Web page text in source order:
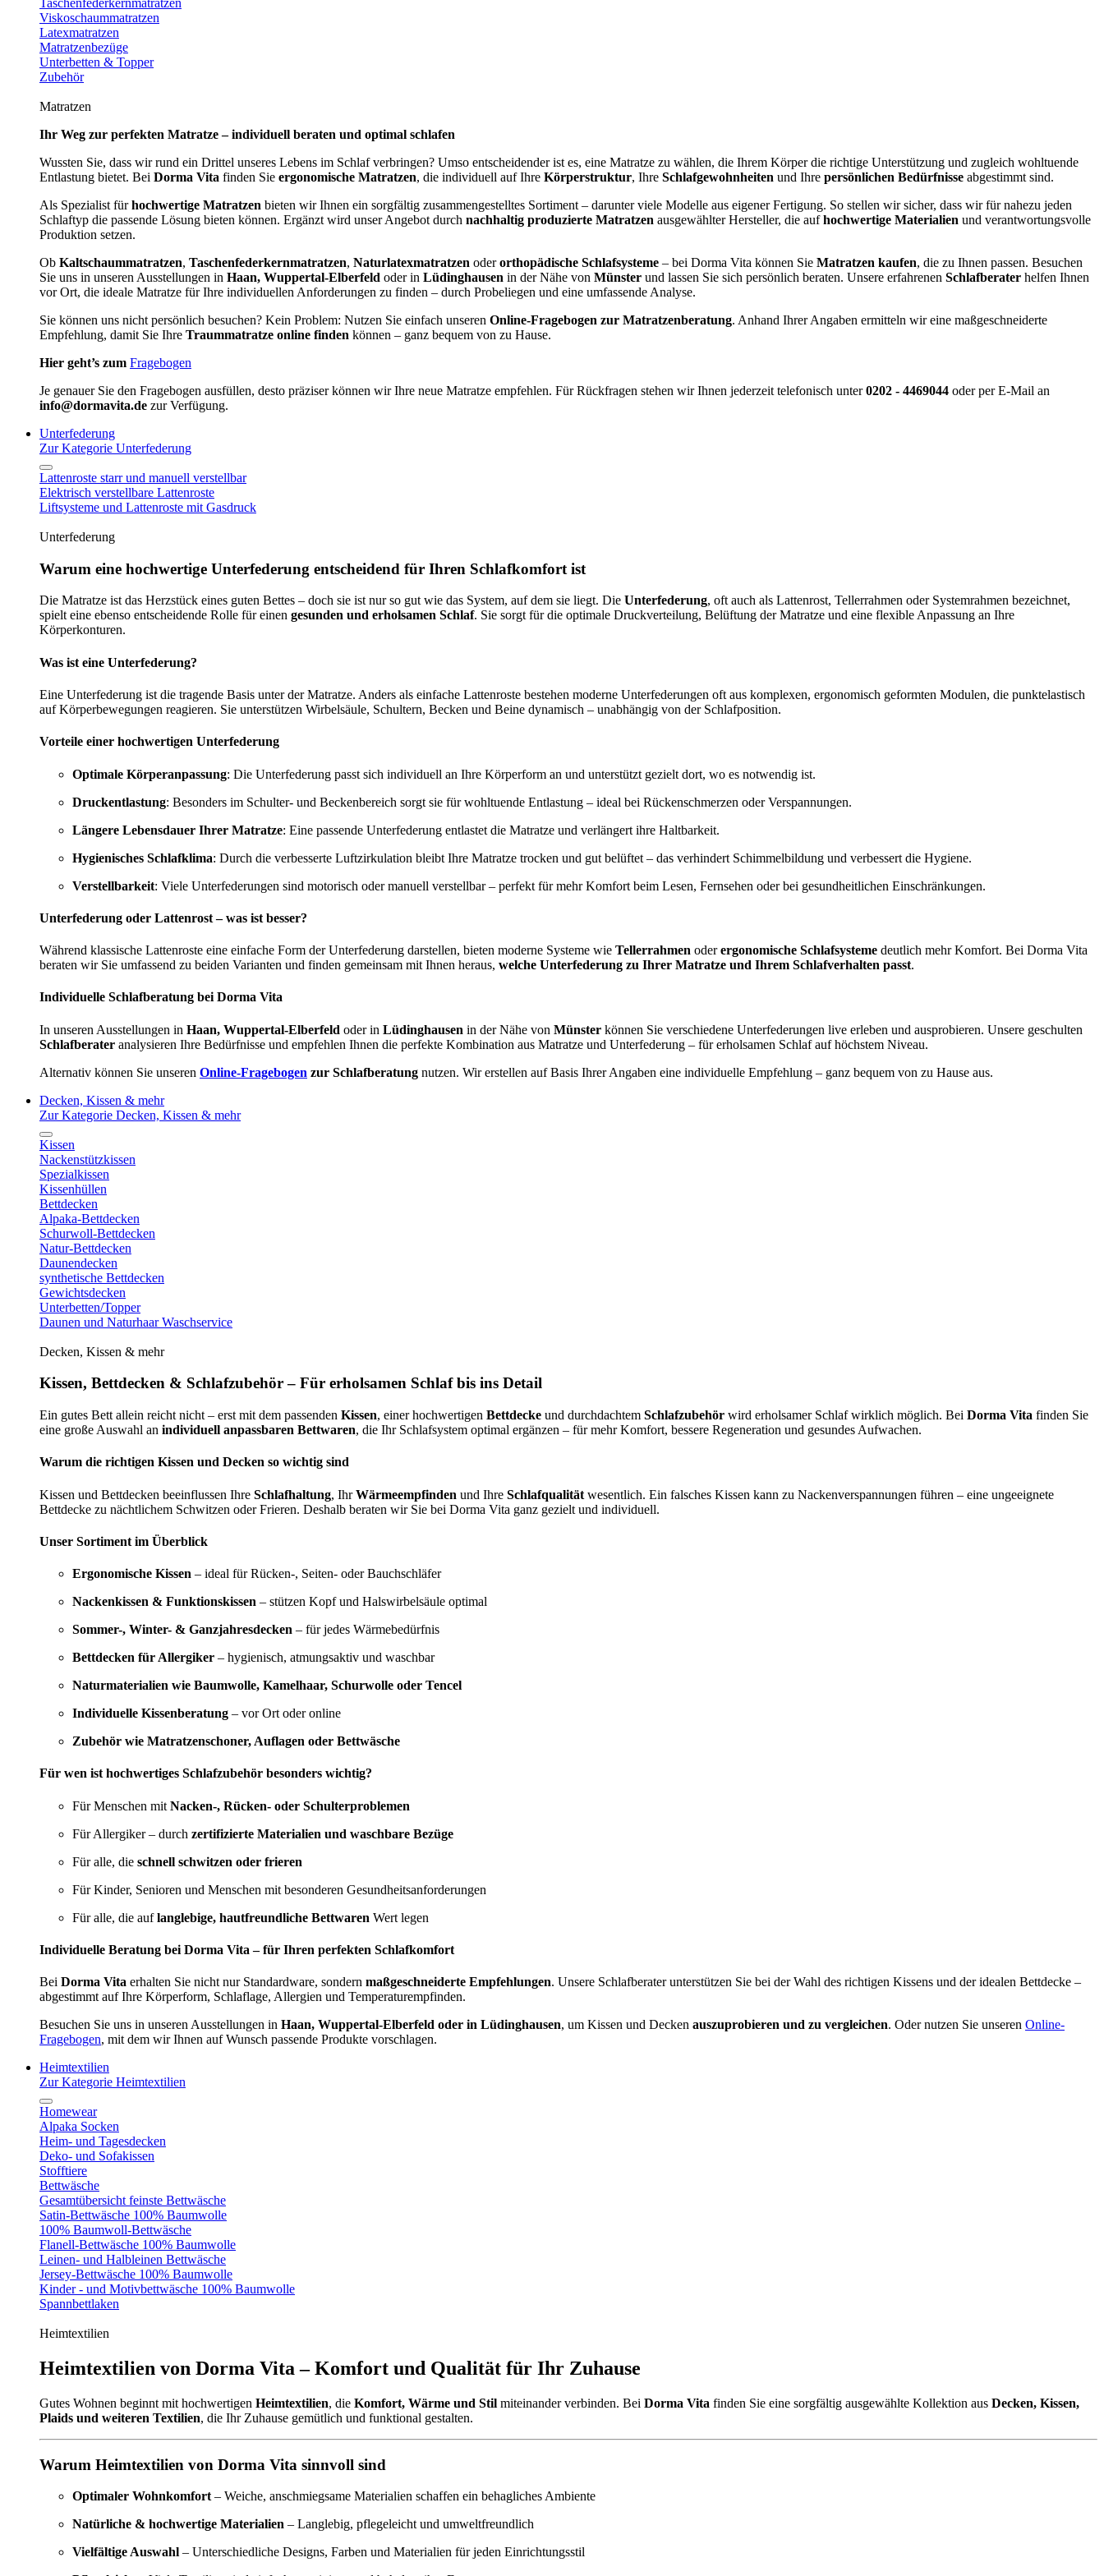
Taschenfederkernmatratzen
Viskoschaummatratzen
Latexmatratzen
Matratzenbezüge
Unterbetten & Topper
Zubehör
Matratzen
Ihr Weg zur perfekten Matratze – individuell beraten und optimal schlafen
Wussten Sie, dass wir rund ein Drittel unseres Lebens im Schlaf verbringen? Umso entscheidender ist es, eine Matratze zu wählen, die Ihrem Körper die richtige Unterstützung und zugleich wohltuende
Entlastung bietet. Bei Dorma Vita finden Sie ergonomische Matratzen, die individuell auf Ihre Körperstruktur, Ihre Schlafgewohnheiten und Ihre persönlichen Bedürfnisse abgestimmt sind.
Als Spezialist fürhochwertige Matratzen bieten wir Ihnen ein sorgfältig zusammengestelltes Sortiment – darunter viele Modelle aus eigener Fertigung. So stellen wir sicher, dass wir für nahezu jeden
Schlaftyp die passende Lösung bieten können. Ergänzt wird unser Angebot durch nachhaltig produzierte Matratzen ausgewählter Hersteller, die aufhochwertige Materialien und verantwortungsvolle
Produktion setzen.
Ob Kaltschaummatratzen, Taschenfederkernmatratzen, Naturlatexmatratzen oderorthopädische Schlafsysteme – bei Dorma Vita können Sie Matratzen kaufen, die zu Ihnen passen. Besuchen
Sie uns in unseren Ausstellungen in Haan, Wuppertal-Elberfeld oder in Lüdinghausen in der Nähe von Münster und lassen Sie sich persönlich beraten. Unsere erfahrenen Schlafberater helfen Ihnen
vor Ort, die ideale Matratze für Ihre individuellen Anforderungen zu finden – durch Probeliegen und eine umfassende Analyse.
Sie können uns nicht persönlich besuchen? Kein Problem: Nutzen Sie einfach unseren Online-Fragebogen zur Matratzenberatung. Anhand Ihrer Angaben ermitteln wir eine maßgeschneiderte
Empfehlung, damit Sie Ihre Traummatratze online finden können – ganz bequem von zu Hause.
Hier geht’s zum Fragebogen
Je genauer Sie den Fragebogen ausfüllen, desto präziser können wir Ihre neue Matratze empfehlen. Für Rückfragen stehen wir Ihnen jederzeit telefonisch unter0202 - 4469044 oder per E-Mail an
info@dormavita.de zur Verfügung.
Unterfederung
Zur Kategorie Unterfederung
Lattenroste starr und manuell verstellbar
Elektrisch verstellbare Lattenroste
Liftsysteme und Lattenroste mit Gasdruck
Unterfederung
Warum eine hochwertige Unterfederung entscheidend für Ihren Schlafkomfort ist
Die Matratze ist das Herzstück eines guten Bettes – doch sie ist nur so gut wie das System, auf dem sie liegt. Die Unterfederung, oft auch als Lattenrost, Tellerrahmen oder Systemrahmen bezeichnet,
spielt eine ebenso entscheidende Rolle für einen gesunden und erholsamen Schlaf. Sie sorgt für die optimale Druckverteilung, Belüftung der Matratze und eine flexible Anpassung an Ihre
Körperkonturen.
Was ist eine Unterfederung?
Eine Unterfederung ist die tragende Basis unter der Matratze. Anders als einfache Lattenroste bestehen moderne Unterfederungen oft aus komplexen, ergonomisch geformten Modulen, die punktelastisch
auf Körperbewegungen reagieren. Sie unterstützen Wirbelsäule, Schultern, Becken und Beine dynamisch – unabhängig von der Schlafposition.
Vorteile einer hochwertigen Unterfederung
Optimale Körperanpassung: Die Unterfederung passt sich individuell an Ihre Körperform an und unterstützt gezielt dort, wo es notwendig ist.
Druckentlastung: Besonders im Schulter- und Beckenbereich sorgt sie für wohltuende Entlastung – ideal bei Rückenschmerzen oder Verspannungen.
Längere Lebensdauer Ihrer Matratze: Eine passende Unterfederung entlastet die Matratze und verlängert ihre Haltbarkeit.
Hygienisches Schlafklima: Durch die verbesserte Luftzirkulation bleibt Ihre Matratze trocken und gut belüftet – das verhindert Schimmelbildung und verbessert die Hygiene.
Verstellbarkeit: Viele Unterfederungen sind motorisch oder manuell verstellbar – perfekt für mehr Komfort beim Lesen, Fernsehen oder bei gesundheitlichen Einschränkungen.
Unterfederung oder Lattenrost – was ist besser?
Während klassische Lattenroste eine einfache Form der Unterfederung darstellen, bieten moderne Systeme wie Tellerrahmen oderergonomische Schlafsysteme deutlich mehr Komfort. Bei Dorma Vita
beraten wir Sie umfassend zu beiden Varianten und finden gemeinsam mit Ihnen heraus, welche Unterfederung zu Ihrer Matratze und Ihrem Schlafverhalten passt.
Individuelle Schlafberatung bei Dorma Vita
In unseren Ausstellungen in Haan, Wuppertal-Elberfeld oder in Lüdinghausen in der Nähe von Münster können Sie verschiedene Unterfederungen live erleben und ausprobieren. Unsere geschulten
Schlafberater analysieren Ihre Bedürfnisse und empfehlen Ihnen die perfekte Kombination aus Matratze und Unterfederung – für erholsamen Schlaf auf höchstem Niveau.
Alternativ können Sie unseren Online-Fragebogen zur Schlafberatung nutzen. Wir erstellen auf Basis Ihrer Angaben eine individuelle Empfehlung – ganz bequem von zu Hause aus.
Decken, Kissen & mehr
Zur Kategorie Decken, Kissen & mehr
Kissen
Nackenstützkissen
Spezialkissen
Kissenhüllen
Bettdecken
Alpaka-Bettdecken
Schurwoll-Bettdecken
Natur-Bettdecken
Daunendecken
synthetische Bettdecken
Gewichtsdecken
Unterbetten/Topper
Daunen und Naturhaar Waschservice
Decken, Kissen & mehr
Kissen, Bettdecken & Schlafzubehör – Für erholsamen Schlaf bis ins Detail
Ein gutes Bett allein reicht nicht – erst mit dem passenden Kissen, einer hochwertigen Bettdecke und durchdachtem Schlafzubehör wird erholsamer Schlaf wirklich möglich. Bei Dorma Vita finden Sie
eine große Auswahl an individuell anpassbaren Bettwaren, die Ihr Schlafsystem optimal ergänzen – für mehr Komfort, bessere Regeneration und gesundes Aufwachen.
Warum die richtigen Kissen und Decken so wichtig sind
Kissen und Bettdecken beeinflussen Ihre Schlafhaltung, IhrWärmeempfinden und Ihre Schlafqualität wesentlich. Ein falsches Kissen kann zu Nackenverspannungen führen – eine ungeeignete
Bettdecke zu nächtlichem Schwitzen oder Frieren. Deshalb beraten wir Sie bei Dorma Vita ganz gezielt und individuell.
Unser Sortiment im Überblick
Ergonomische Kissen – ideal für Rücken-, Seiten- oder Bauchschläfer
Nackenkissen & Funktionskissen – stützen Kopf und Halswirbelsäule optimal
Sommer-, Winter- & Ganzjahresdecken – für jedes Wärmebedürfnis
Bettdecken für Allergiker – hygienisch, atmungsaktiv und waschbar
Naturmaterialien wie Baumwolle, Kamelhaar, Schurwolle oder Tencel
Individuelle Kissenberatung – vor Ort oder online
Zubehör wie Matratzenschoner, Auflagen oder Bettwäsche
Für wen ist hochwertiges Schlafzubehör besonders wichtig?
Für Menschen mit Nacken-, Rücken- oder Schulterproblemen
Für Allergiker – durch zertifizierte Materialien und waschbare Bezüge
Für alle, die schnell schwitzen oder frieren
Für Kinder, Senioren und Menschen mit besonderen Gesundheitsanforderungen
Für alle, die auflanglebige, hautfreundliche Bettwaren Wert legen
Individuelle Beratung bei Dorma Vita – für Ihren perfekten Schlafkomfort
Bei Dorma Vita erhalten Sie nicht nur Standardware, sondern maßgeschneiderte Empfehlungen. Unsere Schlafberater unterstützen Sie bei der Wahl des richtigen Kissens und der idealen Bettdecke –
abgestimmt auf Ihre Körperform, Schlaflage, Allergien und Temperaturempfinden.
Besuchen Sie uns in unseren Ausstellungen in Haan, Wuppertal-Elberfeld oder in Lüdinghausen, um Kissen und Decken auszuprobieren und zu vergleichen. Oder nutzen Sie unseren Online-
Fragebogen, mit dem wir Ihnen auf Wunsch passende Produkte vorschlagen.
Heimtextilien
Zur Kategorie Heimtextilien
Homewear
Alpaka Socken
Heim- und Tagesdecken
Deko- und Sofakissen
Stofftiere
Bettwäsche
Gesamtübersicht feinste Bettwäsche
Satin-Bettwäsche 100% Baumwolle
100% Baumwoll-Bettwäsche
Flanell-Bettwäsche 100% Baumwolle
Leinen- und Halbleinen Bettwäsche
Jersey-Bettwäsche 100% Baumwolle
Kinder - und Motivbettwäsche 100% Baumwolle
Spannbettlaken
Heimtextilien
Heimtextilien von Dorma Vita – Komfort und Qualität für Ihr Zuhause
Gutes Wohnen beginnt mit hochwertigen Heimtextilien, die Komfort, Wärme und Stil miteinander verbinden. Bei Dorma Vita finden Sie eine sorgfältig ausgewählte Kollektion aus Decken, Kissen,
Plaids und weiteren Textilien, die Ihr Zuhause gemütlich und funktional gestalten.
Warum Heimtextilien von Dorma Vita sinnvoll sind
Optimaler Wohnkomfort – Weiche, anschmiegsame Materialien schaffen ein behagliches Ambiente
Natürliche & hochwertige Materialien – Langlebig, pflegeleicht und umweltfreundlich
Vielfältige Auswahl – Unterschiedliche Designs, Farben und Materialien für jeden Einrichtungsstil